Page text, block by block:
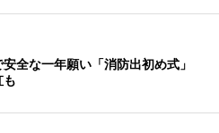
安全な一年願い「消防出初め式」
も